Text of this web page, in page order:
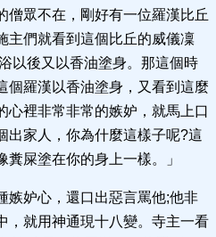
僧眾不在，剛好有一位羅漢比丘
主們就看到這個比丘的威儀凜
以後又以香油塗身。那這個時
個羅漢以香油塗身，又看到這麼
心裡非常非常的嫉妒，就馬上口
出家人，你為什麼這樣子呢?這
屎塗在你的身上一樣。」
嫉妒心，還口出惡言罵他;他非
，就用神通現十八變。寺主一看